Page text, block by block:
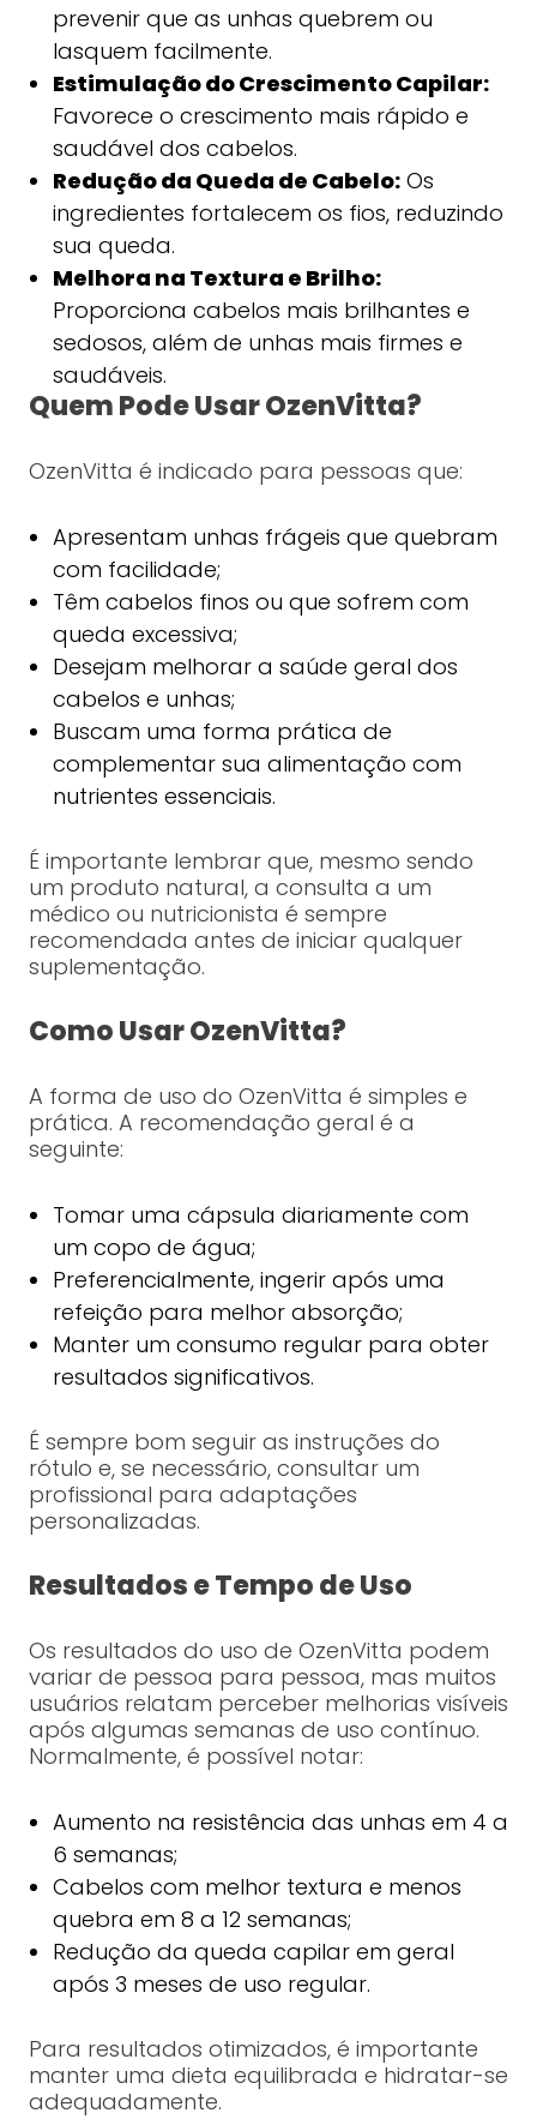
prevenir que as unhas quebrem ou
lasquem facilmente.
Estimulação do Crescimento Capilar:
Favorece o crescimento mais rápido e
saudável dos cabelos.
Redução da Queda de Cabelo:Os
ingredientes fortalecem os fios, reduzindo
sua queda.
Melhora na Textura e Brilho:
Proporciona cabelos mais brilhantes e
sedosos, além de unhas mais firmes e
saudáveis.
Quem Pode Usar OzenVitta?
OzenVitta é indicado para pessoas que:
Apresentam unhas frágeis que quebram
com facilidade;
Têm cabelos finos ou que sofrem com
queda excessiva;
Desejam melhorar a saúde geral dos
cabelos e unhas;
Buscam uma forma prática de
complementar sua alimentação com
nutrientes essenciais.
É importante lembrar que, mesmo sendo
um produto natural, a consulta a um
médico ou nutricionista é sempre
recomendada antes de iniciar qualquer
suplementação.
Como Usar OzenVitta?
A forma de uso do OzenVitta é simples e
prática. A recomendação geral é a
seguinte:
Tomar uma cápsula diariamente com
um copo de água;
Preferencialmente, ingerir após uma
refeição para melhor absorção;
Manter um consumo regular para obter
resultados significativos.
É sempre bom seguir as instruções do
rótulo e, se necessário, consultar um
profissional para adaptações
personalizadas.
Resultados e Tempo de Uso
Os resultados do uso de OzenVitta podem
variar de pessoa para pessoa, mas muitos
usuários relatam perceber melhorias visíveis
após algumas semanas de uso contínuo.
Normalmente, é possível notar:
Aumento na resistência das unhas em 4 a
6 semanas;
Cabelos com melhor textura e menos
quebra em 8 a 12 semanas;
Redução da queda capilar em geral
após 3 meses de uso regular.
Para resultados otimizados, é importante
manter uma dieta equilibrada e hidratar-se
adequadamente.